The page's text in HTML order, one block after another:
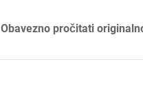
Obavezno pročitati